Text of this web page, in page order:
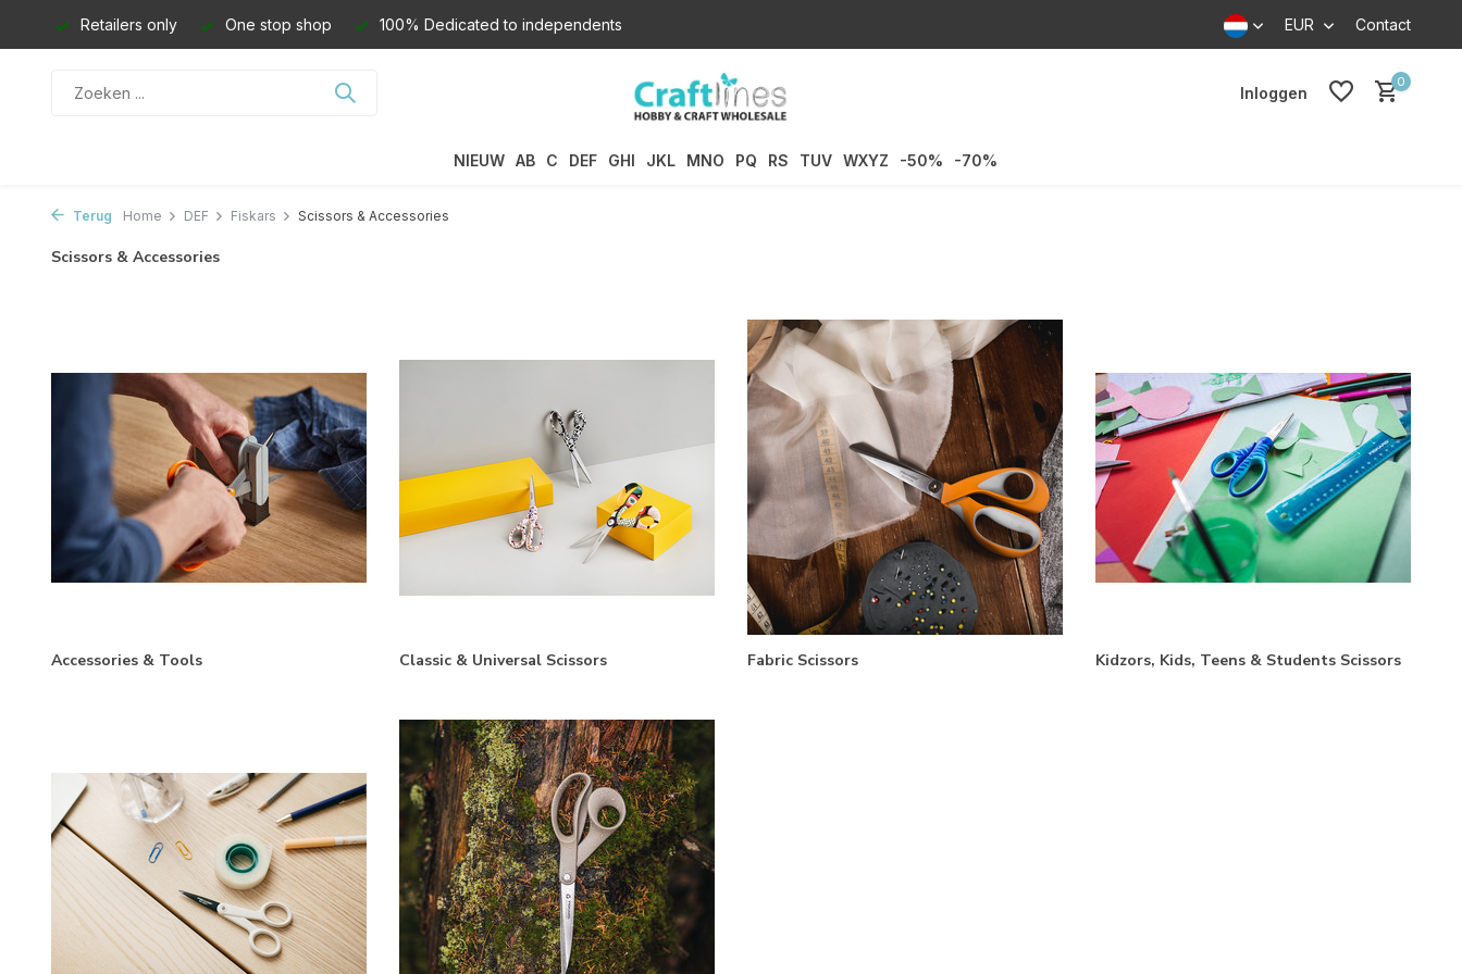
Retailers only One stop shop 100% Dedicated to independents EUR Contact
Inloggen
0
NIEUW AB C DEF GHI JKL MNO PQ RS TUV WXYZ -50% -70%
Terug Home DEF Fiskars Scissors & Accessories
Scissors & Accessories
Accessories & Tools Classic & Universal Scissors Fabric Scissors Kidzors, Kids, Teens & Students Scissors